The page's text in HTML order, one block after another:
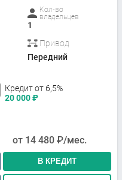
Кол-во
владельцев
1
Привод
Передний
Кредит от 6,5%
20 000₽
от 14 480 ₽/мес.
В КРЕДИТ